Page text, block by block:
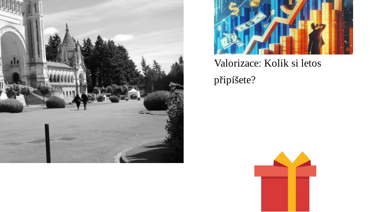
Valorizace: Kolik si letos
připíšete?